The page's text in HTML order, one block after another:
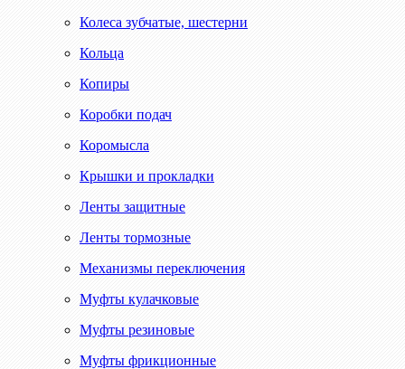
Колеса зубчатые, шестерни
Кольца
Копиры
Коробки подач
Коромысла
Крышки и прокладки
Ленты защитные
Ленты тормозные
Механизмы переключения
Муфты кулачковые
Муфты резиновые
Муфты фрикционные